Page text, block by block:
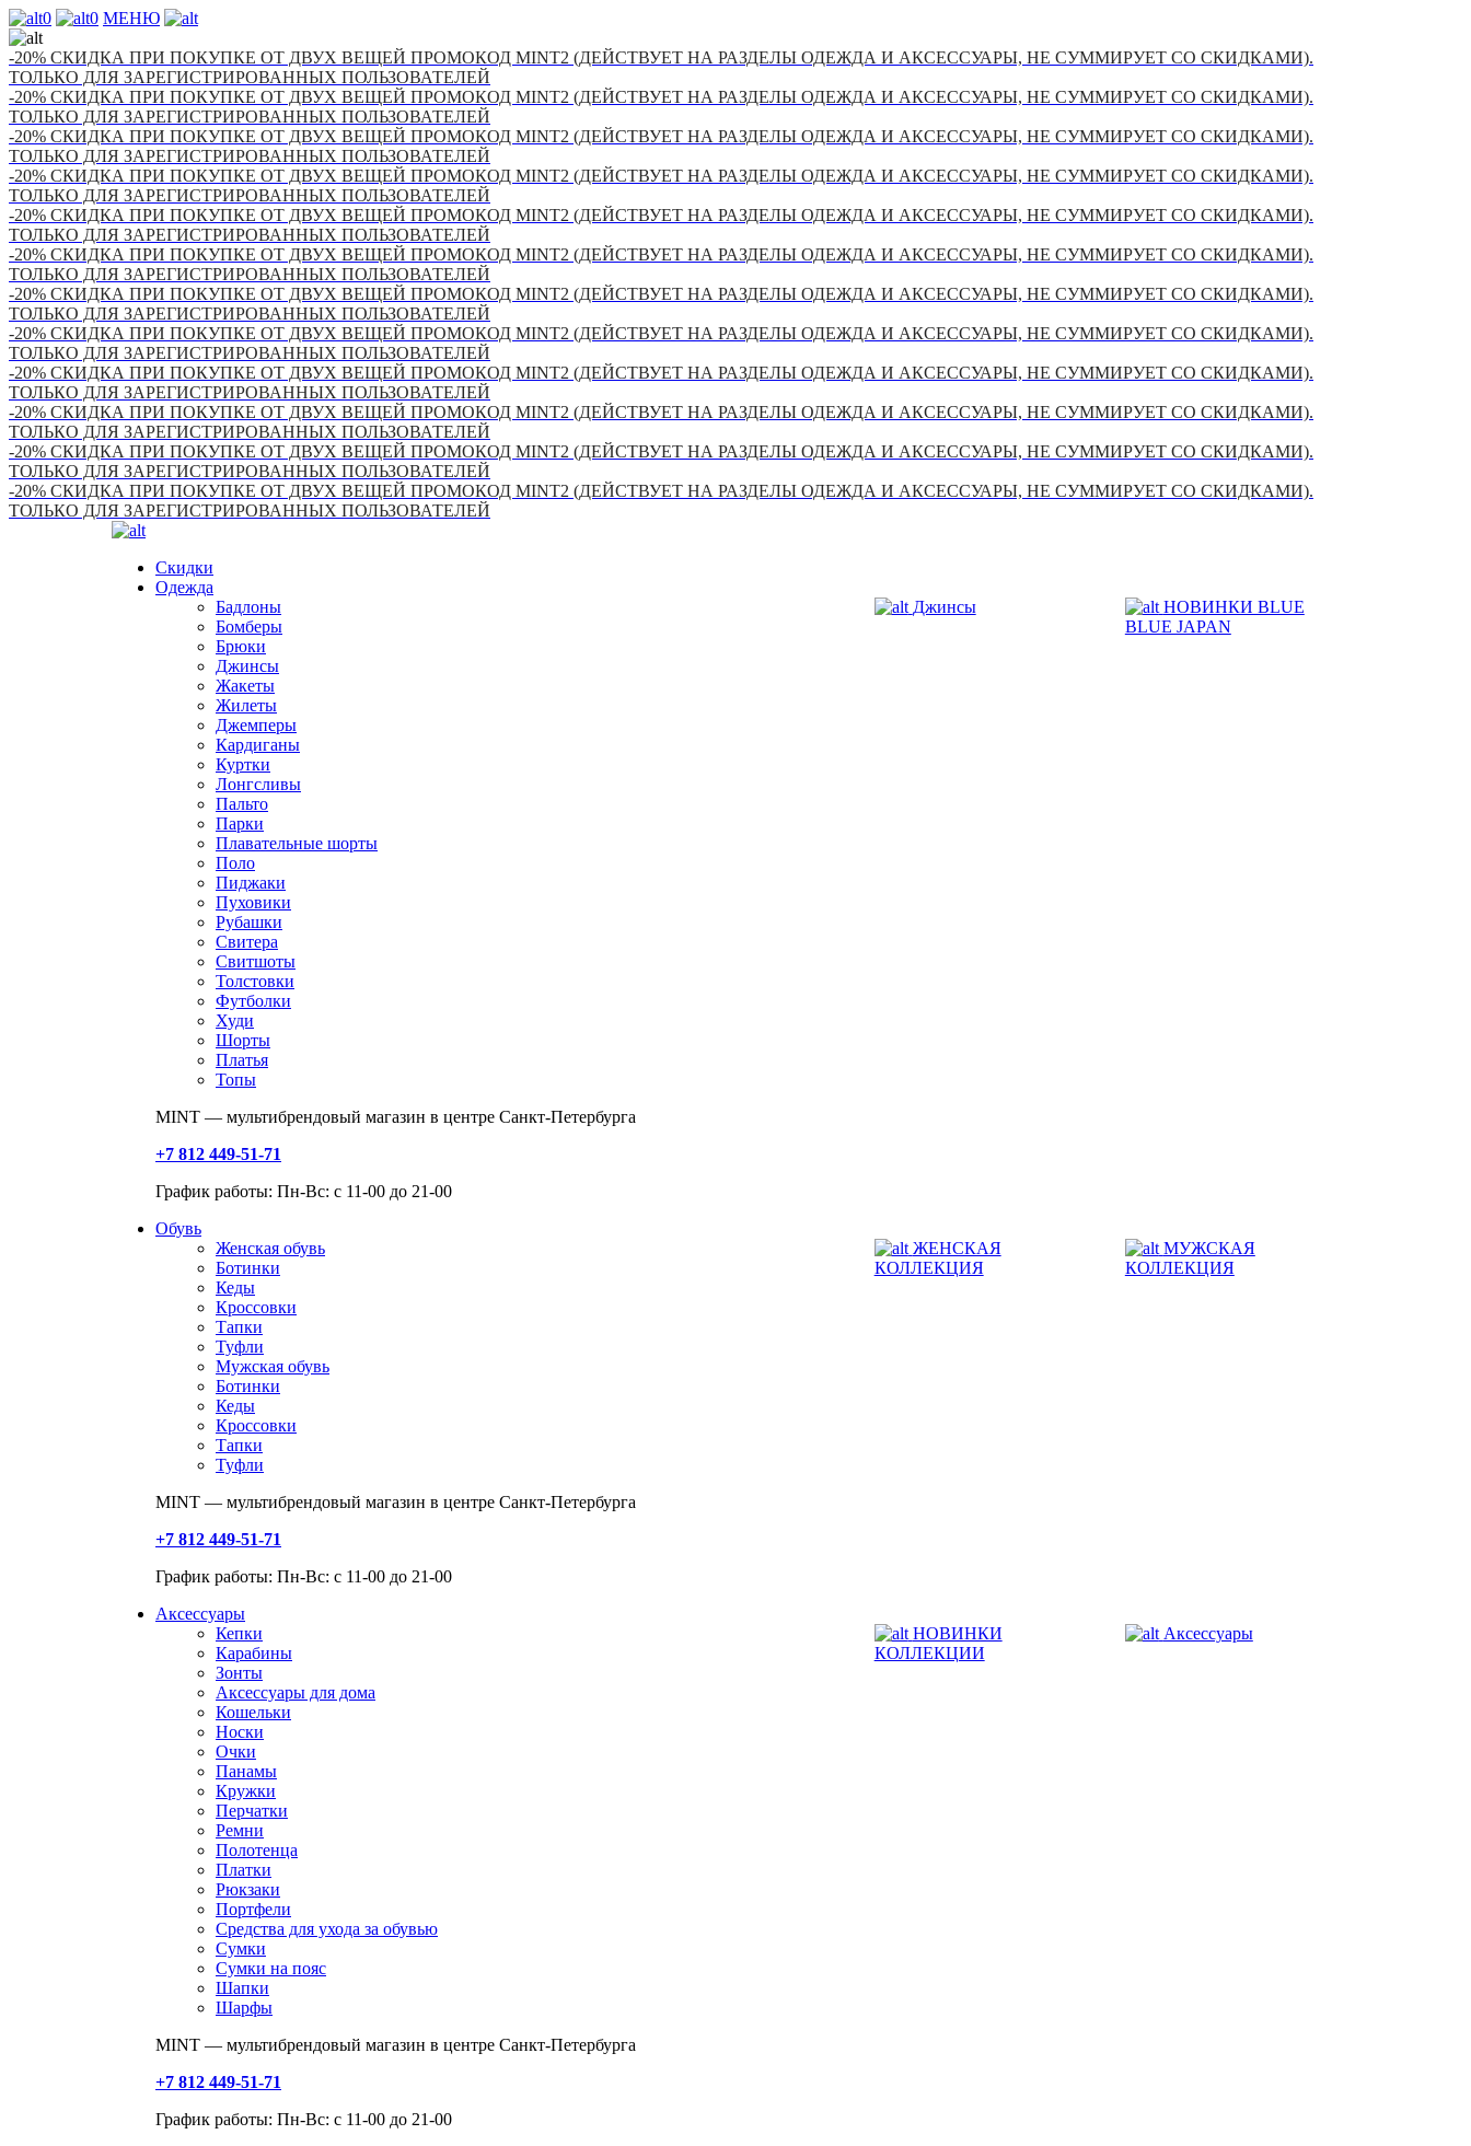
0 0 МЕНЮ
-20% СКИДКА ПРИ ПОКУПКЕ ОТ ДВУХ ВЕЩЕЙ ПРОМОКОД MINT2 (ДЕЙСТВУЕТ НА РАЗДЕЛЫ ОДЕЖДА И АКСЕССУАРЫ, НЕ СУММИРУЕТ СО СКИДКАМИ).
ТОЛЬКО ДЛЯ ЗАРЕГИСТРИРОВАННЫХ ПОЛЬЗОВАТЕЛЕЙ
-20% СКИДКА ПРИ ПОКУПКЕ ОТ ДВУХ ВЕЩЕЙ ПРОМОКОД MINT2 (ДЕЙСТВУЕТ НА РАЗДЕЛЫ ОДЕЖДА И АКСЕССУАРЫ, НЕ СУММИРУЕТ СО СКИДКАМИ).
ТОЛЬКО ДЛЯ ЗАРЕГИСТРИРОВАННЫХ ПОЛЬЗОВАТЕЛЕЙ
-20% СКИДКА ПРИ ПОКУПКЕ ОТ ДВУХ ВЕЩЕЙ ПРОМОКОД MINT2 (ДЕЙСТВУЕТ НА РАЗДЕЛЫ ОДЕЖДА И АКСЕССУАРЫ, НЕ СУММИРУЕТ СО СКИДКАМИ).
ТОЛЬКО ДЛЯ ЗАРЕГИСТРИРОВАННЫХ ПОЛЬЗОВАТЕЛЕЙ
-20% СКИДКА ПРИ ПОКУПКЕ ОТ ДВУХ ВЕЩЕЙ ПРОМОКОД MINT2 (ДЕЙСТВУЕТ НА РАЗДЕЛЫ ОДЕЖДА И АКСЕССУАРЫ, НЕ СУММИРУЕТ СО СКИДКАМИ).
ТОЛЬКО ДЛЯ ЗАРЕГИСТРИРОВАННЫХ ПОЛЬЗОВАТЕЛЕЙ
-20% СКИДКА ПРИ ПОКУПКЕ ОТ ДВУХ ВЕЩЕЙ ПРОМОКОД MINT2 (ДЕЙСТВУЕТ НА РАЗДЕЛЫ ОДЕЖДА И АКСЕССУАРЫ, НЕ СУММИРУЕТ СО СКИДКАМИ).
ТОЛЬКО ДЛЯ ЗАРЕГИСТРИРОВАННЫХ ПОЛЬЗОВАТЕЛЕЙ
-20% СКИДКА ПРИ ПОКУПКЕ ОТ ДВУХ ВЕЩЕЙ ПРОМОКОД MINT2 (ДЕЙСТВУЕТ НА РАЗДЕЛЫ ОДЕЖДА И АКСЕССУАРЫ, НЕ СУММИРУЕТ СО СКИДКАМИ).
ТОЛЬКО ДЛЯ ЗАРЕГИСТРИРОВАННЫХ ПОЛЬЗОВАТЕЛЕЙ
-20% СКИДКА ПРИ ПОКУПКЕ ОТ ДВУХ ВЕЩЕЙ ПРОМОКОД MINT2 (ДЕЙСТВУЕТ НА РАЗДЕЛЫ ОДЕЖДА И АКСЕССУАРЫ, НЕ СУММИРУЕТ СО СКИДКАМИ).
ТОЛЬКО ДЛЯ ЗАРЕГИСТРИРОВАННЫХ ПОЛЬЗОВАТЕЛЕЙ
-20% СКИДКА ПРИ ПОКУПКЕ ОТ ДВУХ ВЕЩЕЙ ПРОМОКОД MINT2 (ДЕЙСТВУЕТ НА РАЗДЕЛЫ ОДЕЖДА И АКСЕССУАРЫ, НЕ СУММИРУЕТ СО СКИДКАМИ).
ТОЛЬКО ДЛЯ ЗАРЕГИСТРИРОВАННЫХ ПОЛЬЗОВАТЕЛЕЙ
-20% СКИДКА ПРИ ПОКУПКЕ ОТ ДВУХ ВЕЩЕЙ ПРОМОКОД MINT2 (ДЕЙСТВУЕТ НА РАЗДЕЛЫ ОДЕЖДА И АКСЕССУАРЫ, НЕ СУММИРУЕТ СО СКИДКАМИ).
ТОЛЬКО ДЛЯ ЗАРЕГИСТРИРОВАННЫХ ПОЛЬЗОВАТЕЛЕЙ
-20% СКИДКА ПРИ ПОКУПКЕ ОТ ДВУХ ВЕЩЕЙ ПРОМОКОД MINT2 (ДЕЙСТВУЕТ НА РАЗДЕЛЫ ОДЕЖДА И АКСЕССУАРЫ, НЕ СУММИРУЕТ СО СКИДКАМИ).
ТОЛЬКО ДЛЯ ЗАРЕГИСТРИРОВАННЫХ ПОЛЬЗОВАТЕЛЕЙ
-20% СКИДКА ПРИ ПОКУПКЕ ОТ ДВУХ ВЕЩЕЙ ПРОМОКОД MINT2 (ДЕЙСТВУЕТ НА РАЗДЕЛЫ ОДЕЖДА И АКСЕССУАРЫ, НЕ СУММИРУЕТ СО СКИДКАМИ).
ТОЛЬКО ДЛЯ ЗАРЕГИСТРИРОВАННЫХ ПОЛЬЗОВАТЕЛЕЙ
-20% СКИДКА ПРИ ПОКУПКЕ ОТ ДВУХ ВЕЩЕЙ ПРОМОКОД MINT2 (ДЕЙСТВУЕТ НА РАЗДЕЛЫ ОДЕЖДА И АКСЕССУАРЫ, НЕ СУММИРУЕТ СО СКИДКАМИ).
ТОЛЬКО ДЛЯ ЗАРЕГИСТРИРОВАННЫХ ПОЛЬЗОВАТЕЛЕЙ
Скидки
Одежда
Бадлоны
Бомберы
Брюки
Джинсы
Жакеты
Жилеты
Джемперы
Кардиганы
Куртки
Лонгсливы
Пальто
Парки
Плавательные шорты
Поло
Пиджаки
Пуховики
Рубашки
Свитера
Свитшоты
Толстовки
Футболки
Худи
Шорты
Платья
Топы
Джинсы
НОВИНКИ BLUE
BLUE JAPAN
MINT — мультибрендовый магазин в центре Санкт-Петербурга
+7 812 449-51-71
График работы: Пн-Вс: с 11-00 до 21-00
Обувь
Женская обувь
Ботинки
Кеды
Кроссовки
Тапки
Туфли
Мужская обувь
Ботинки
Кеды
Кроссовки
Тапки
Туфли
ЖЕНСКАЯ
КОЛЛЕКЦИЯ
МУЖСКАЯ
КОЛЛЕКЦИЯ
MINT — мультибрендовый магазин в центре Санкт-Петербурга
+7 812 449-51-71
График работы: Пн-Вс: с 11-00 до 21-00
Аксессуары
Кепки
Карабины
Зонты
Аксессуары для дома
Кошельки
Носки
Очки
Панамы
Кружки
Перчатки
Ремни
Полотенца
Платки
Рюкзаки
Портфели
Средства для ухода за обувью
Сумки
Сумки на пояс
Шапки
Шарфы
НОВИНКИ
КОЛЛЕКЦИИ
Аксессуары
MINT — мультибрендовый магазин в центре Санкт-Петербурга
+7 812 449-51-71
График работы: Пн-Вс: с 11-00 до 21-00